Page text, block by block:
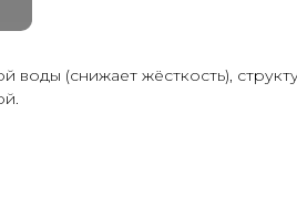
воды (снижает жёсткость),